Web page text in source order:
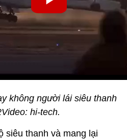
không người lái siêu thanh
hi-tech.
siêu thanh và mang lại